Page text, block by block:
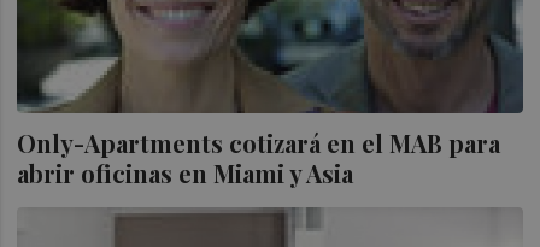
Only-Apartments cotizará en el MAB para
abrir oficinas en Miami y Asia